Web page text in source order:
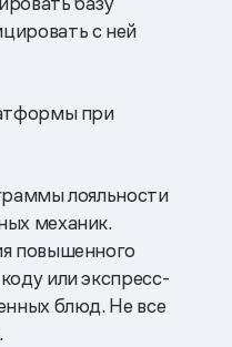
с ней
при
лояльности
механик.
повышенного
или экспресс-
блюд. Не все